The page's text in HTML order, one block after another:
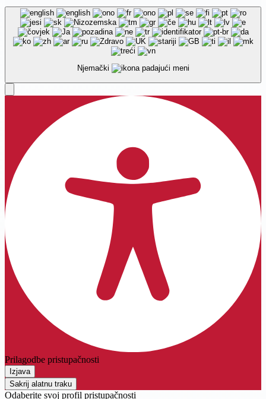
Njemački
Prilagodbe pristupačnosti
Izjava
Sakrij alatnu traku
Odaberite svoj profil pristupačnosti